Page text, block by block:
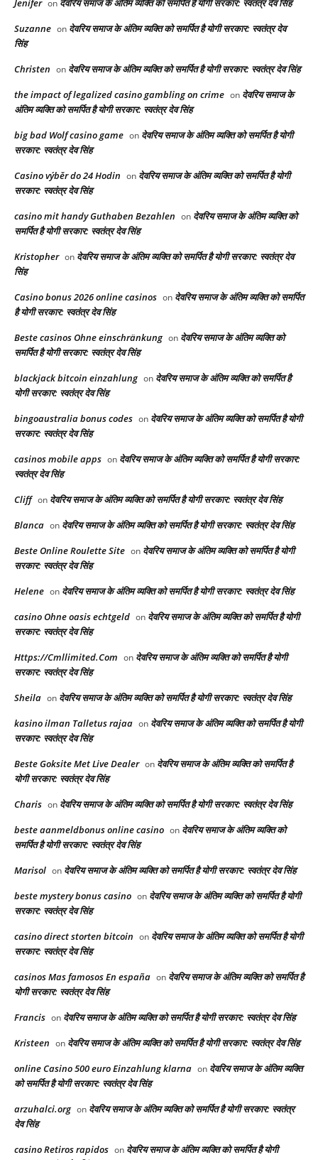
Jenifer on देवरिय समाज के अंतिम व्यक्ति को समर्पित है योगी सरकार: स्वतंत्र देव सिंह
Suzanne on देवरिय समाज के अंतिम व्यक्ति को समर्पित है योगी सरकार: स्वतंत्र देव
सिंह
Christen on देवरिय समाज के अंतिम व्यक्ति को समर्पित है योगी सरकार: स्वतंत्र देव सिंह
the impact of legalized casino gambling on crime on देवरिय समाज के
अंतिम व्यक्ति को समर्पित है योगी सरकार: स्वतंत्र देव सिंह
big bad Wolf casino game on देवरिय समाज के अंतिम व्यक्ति को समर्पित है योगी
सरकार: स्वतंत्र देव सिंह
Casino výběr do 24 Hodin on देवरिय समाज के अंतिम व्यक्ति को समर्पित है योगी
सरकार: स्वतंत्र देव सिंह
casino mit handy Guthaben Bezahlen on देवरिय समाज के अंतिम व्यक्ति को
समर्पित है योगी सरकार: स्वतंत्र देव सिंह
Kristopher on देवरिय समाज के अंतिम व्यक्ति को समर्पित है योगी सरकार: स्वतंत्र देव
सिंह
Casino bonus 2026 online casinos on देवरिय समाज के अंतिम व्यक्ति को समर्पित
है योगी सरकार: स्वतंत्र देव सिंह
Beste casinos Ohne einschränkung on देवरिय समाज के अंतिम व्यक्ति को
समर्पित है योगी सरकार: स्वतंत्र देव सिंह
blackjack bitcoin einzahlung on देवरिय समाज के अंतिम व्यक्ति को समर्पित है
योगी सरकार: स्वतंत्र देव सिंह
bingoaustralia bonus codes on देवरिय समाज के अंतिम व्यक्ति को समर्पित है योगी
सरकार: स्वतंत्र देव सिंह
casinos mobile apps on देवरिय समाज के अंतिम व्यक्ति को समर्पित है योगी सरकार:
स्वतंत्र देव सिंह
Cliff on देवरिय समाज के अंतिम व्यक्ति को समर्पित है योगी सरकार: स्वतंत्र देव सिंह
Blanca on देवरिय समाज के अंतिम व्यक्ति को समर्पित है योगी सरकार: स्वतंत्र देव सिंह
Beste Online Roulette Site on देवरिय समाज के अंतिम व्यक्ति को समर्पित है योगी
सरकार: स्वतंत्र देव सिंह
Helene on देवरिय समाज के अंतिम व्यक्ति को समर्पित है योगी सरकार: स्वतंत्र देव सिंह
casino Ohne oasis echtgeld on देवरिय समाज के अंतिम व्यक्ति को समर्पित है योगी
सरकार: स्वतंत्र देव सिंह
Https://Cmllimited.Com on देवरिय समाज के अंतिम व्यक्ति को समर्पित है योगी
सरकार: स्वतंत्र देव सिंह
Sheila on देवरिय समाज के अंतिम व्यक्ति को समर्पित है योगी सरकार: स्वतंत्र देव सिंह
kasino ilman Talletus rajaa on देवरिय समाज के अंतिम व्यक्ति को समर्पित है योगी
सरकार: स्वतंत्र देव सिंह
Beste Goksite Met Live Dealer on देवरिय समाज के अंतिम व्यक्ति को समर्पित है
योगी सरकार: स्वतंत्र देव सिंह
Charis on देवरिय समाज के अंतिम व्यक्ति को समर्पित है योगी सरकार: स्वतंत्र देव सिंह
beste aanmeldbonus online casino on देवरिय समाज के अंतिम व्यक्ति को
समर्पित है योगी सरकार: स्वतंत्र देव सिंह
Marisol on देवरिय समाज के अंतिम व्यक्ति को समर्पित है योगी सरकार: स्वतंत्र देव सिंह
beste mystery bonus casino on देवरिय समाज के अंतिम व्यक्ति को समर्पित है योगी
सरकार: स्वतंत्र देव सिंह
casino direct storten bitcoin on देवरिय समाज के अंतिम व्यक्ति को समर्पित है योगी
सरकार: स्वतंत्र देव सिंह
casinos Mas famosos En españa on देवरिय समाज के अंतिम व्यक्ति को समर्पित है
योगी सरकार: स्वतंत्र देव सिंह
Francis on देवरिय समाज के अंतिम व्यक्ति को समर्पित है योगी सरकार: स्वतंत्र देव सिंह
Kristeen on देवरिय समाज के अंतिम व्यक्ति को समर्पित है योगी सरकार: स्वतंत्र देव सिंह
online Casino 500 euro Einzahlung klarna on देवरिय समाज के अंतिम व्यक्ति
को समर्पित है योगी सरकार: स्वतंत्र देव सिंह
arzuhalci.org on देवरिय समाज के अंतिम व्यक्ति को समर्पित है योगी सरकार: स्वतंत्र
देव सिंह
casino Retiros rapidos on देवरिय समाज के अंतिम व्यक्ति को समर्पित है योगी